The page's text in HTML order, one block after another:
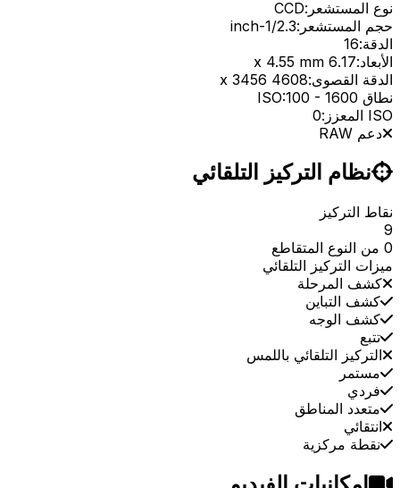
نوع المستشعر:CCD
حجم المستشعر:1/2.3-inch
الدقة:16
الأبعاد:6.17 x 4.55 mm
الدقة القصوى:4608 x 3456
نطاق ISO:
100 - 1600
ISO المعزز:
0
دعم RAW
نظام التركيز التلقائي
نقاط التركيز
9
0 من النوع المتقاطع
ميزات التركيز التلقائي
كشف المرحلة
كشف التباين
كشف الوجه
تتبع
التركيز التلقائي باللمس
مستمر
فردي
متعدد المناطق
انتقائي
نقطة مركزية